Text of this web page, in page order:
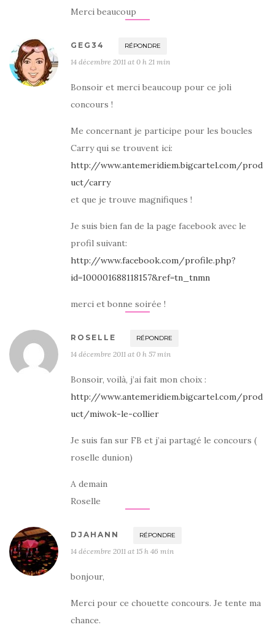
Merci beaucoup
GEG34 RÉPONDRE
14 décembre 2011 at 0 h 21 min
Bonsoir et merci beaucoup pour ce joli
concours !
Me concernant je participe pour les boucles
Carry qui se trouvent ici:
http://www.antemeridiem.bigcartel.com/prod
uct/carry
et que je trouve magnifiques !
Je suis bien fan de la page facebook avec le
profil suivant:
http://www.facebook.com/profile.php?
id=100001688118157&ref=tn_tnmn
merci et bonne soirée !
ROSELLE RÉPONDRE
14 décembre 2011 at 0 h 57 min
Bonsoir, voilà, j’ai fait mon choix :
http://www.antemeridiem.bigcartel.com/prod
uct/miwok-le-collier
Je suis fan sur FB et j’ai partagé le concours (
roselle dunion)
A demain
Roselle
DJAHANN RÉPONDRE
14 décembre 2011 at 15 h 46 min
bonjour,
Merci pour ce chouette concours. Je tente ma
chance.